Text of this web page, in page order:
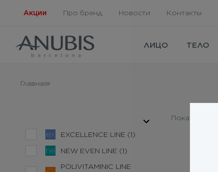
Акции Про бренд Новости Контакты
ЛИЦО ТЕЛО
Главная
EXCELLENCE LINE (1)
NEW EVEN LINE (1)
POLIVITAMINIC LINE
Показано: